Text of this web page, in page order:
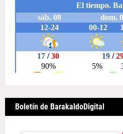
Boletín de BarakaldoDigital